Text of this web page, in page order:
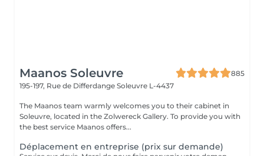
Maanos Soleuvre
885
195-197, Rue de Differdange Soleuvre L-4437
The Maanos team warmly welcomes you to their cabinet in
Soleuvre, located in the Zolwereck Gallery. To provide you with
the best service Maanos offers...
Déplacement en entreprise (prix sur demande)